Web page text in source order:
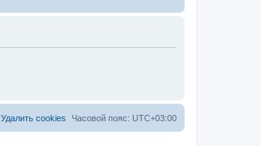
Часовой пояс: UTC+03:00
Удалить cookies